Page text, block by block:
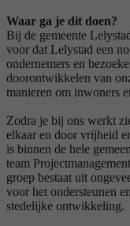
Waar ga je dit doen?
Bij de gemeente
voor dat Lelystad een
ondernemers en
doorontwikkelen van
manieren om inwoners
Zodra je bij ons werkt
elkaar en door vrijheid
is binnen de hele
team
groep bestaat uit
voor het ondersteunen
stedelijke ontwikkeling.